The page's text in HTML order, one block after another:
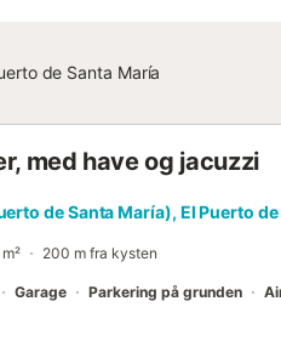
de Santa María
med have og jacuzzi
de Santa María), El Puerto
200 m fra kysten
Garage Parkering på grunden